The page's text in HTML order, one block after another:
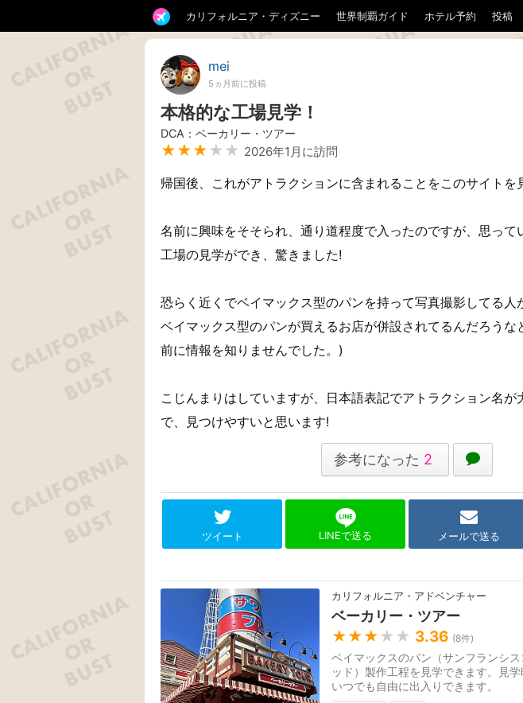
カリフォルニア・ディズニー 世界制覇ガイド ホテル予約 投稿
mei
5ヵ月前に投稿
本格的な工場見学！
DCA：ベーカリー・ツアー
★★★ ★★ 2026年1月に訪問
帰国後、これがアトラクションに含まれることをこのサイトを
名前に興味をそそられ、通り道程度で入ったのですが、思って
工場の見学ができ、驚きました!
恐らく近くでベイマックス型のパンを持って写真撮影してる人
ベイマックス型のパンが買えるお店が併設されてるんだろうな
前に情報を知りませんでした。)
こじんまりはしていますが、日本語表記でアトラクション名が
で、見つけやすいと思います!
参考になった 2
ツイート LINEで送る メールで送る
カリフォルニア・アドベンチャー
ベーカリー・ツアー
★★★ ★★ 3.36 (8件)
ベイマックスのパン（サンフランシ
ッド）製作工程を見学できます。見学
いつでも自由に出入りできます。